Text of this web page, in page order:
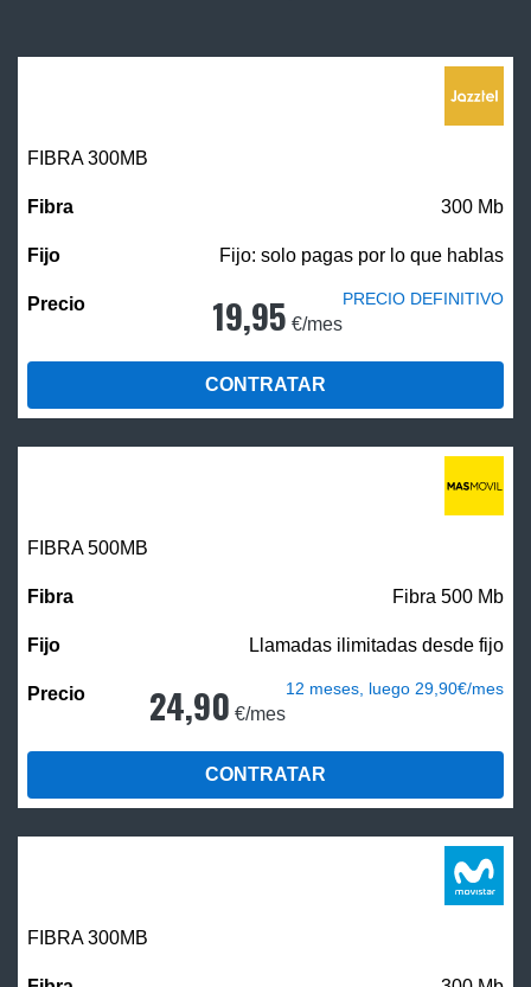
FIBRA 300MB
300 Mb
Fijo: solo pagas por lo que hablas
19,95 €/mes
PRECIO DEFINITIVO
CONTRATAR
FIBRA500MB
Fibra 500 Mb
Llamadas ilimitadas desde fijo
24,90 €/mes
12 meses, luego 29,90€/mes
CONTRATAR
FIBRA 300MB